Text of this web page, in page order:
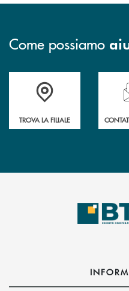
Come possiamo
Accedi all' elenco completo
TROVA LA FILIALE
Hai